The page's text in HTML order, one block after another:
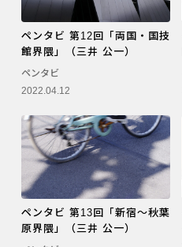
ペンタビ 第12回「両国・国技
館界隈」（三井 公一）
ペンタビ
2022.04.12
ペンタビ 第13回「新宿〜秋葉
原界隈」（三井 公一）